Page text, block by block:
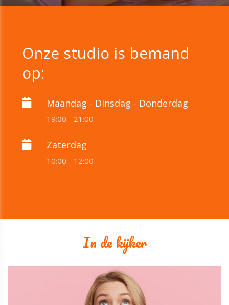
Onze studio is bemand
op:
Maandag - Dinsdag - Donderdag
19:00 - 21:00
Zaterdag
10:00 - 12:00
In de kijker